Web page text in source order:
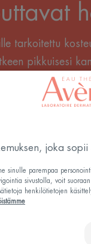
tarkoitettu
pikkuisesi
joten voit
tarve
joka
sinulle parempaa
sivustolla, voit
henkilötietojen